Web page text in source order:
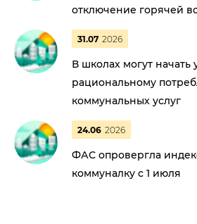
отключение горячей
31.07 2026
В школах могут начать
рациональному
коммунальных услуг
24.06 2026
ФАС опровергла
коммуналку с 1 июля